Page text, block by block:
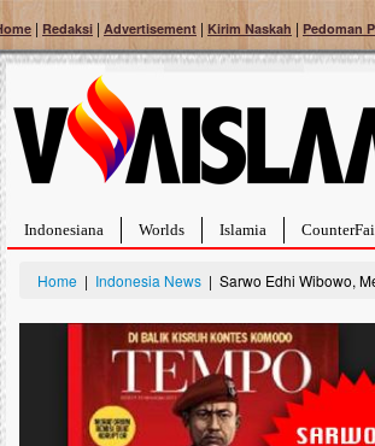
| Redaksi | Advertisement | Kirim Naskah | Pedoman
Indonesiana Worlds Islamia
Home | Indonesia News | Sarwo Edhi Wibowo,
Bantu Naura, Balita Hebat
Tumor Pembuluh Darah